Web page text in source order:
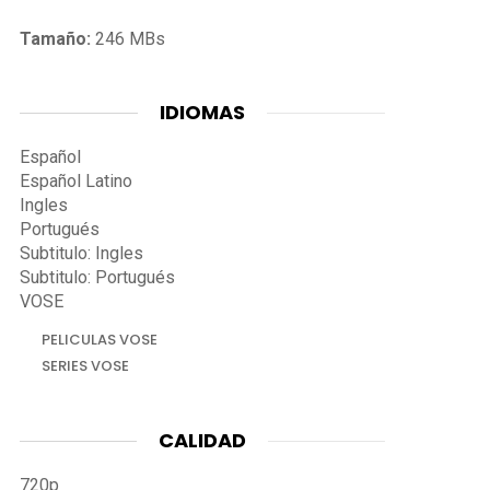
Tamaño: 246 MBs
IDIOMAS
Español
Español Latino
Ingles
Portugués
Subtitulo: Ingles
Subtitulo: Portugués
VOSE
PELICULAS VOSE
SERIES VOSE
CALIDAD
720p